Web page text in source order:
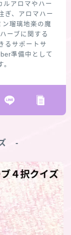
ルアロマやハー
ぎ、アロマハー
瑠璃地楽の魔
ーブに関する
るサポートサ
準備中として
‐